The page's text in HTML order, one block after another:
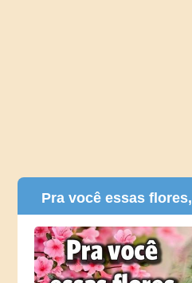
Pra você essas